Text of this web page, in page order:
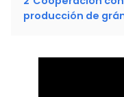
producción de